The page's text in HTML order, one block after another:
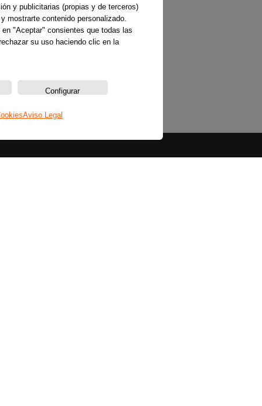
y publicitarias (propias y de terceros)
mostrarte contenido personalizado.
"Aceptar" consientes que todas las
su uso haciendo clic en la
Configurar
Aviso Legal